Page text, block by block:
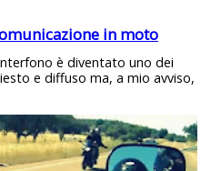
in moto
è diventato uno dei
e diffuso ma, a mio avviso,